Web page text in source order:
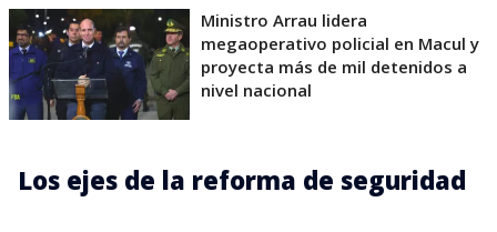
Ministro Arrau lidera
megaoperativo policial en Macul y
proyecta más de mil detenidos a
nivel nacional
Los ejes de la reforma de seguridad